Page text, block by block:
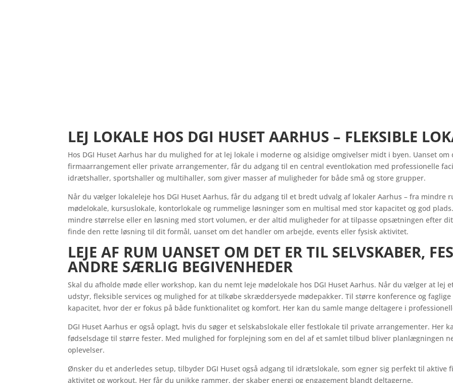
LEJ LOKALE HOS DGI HUSET AARHUS – FLEKSIBLE
Hos DGI Huset Aarhus har du mulighed for at lej lokale i moderne og alsidige omgivelser midt i byen. Uanset
firmaarrangement eller private arrangementer, får du adgang til en central eventlokation med professionelle
idrætshaller, sportshaller og multihaller, som giver masser af muligheder for både små og store grupper.
Når du vælger lokaleleje hos DGI Huset Aarhus, får du adgang til et bredt udvalg af lokaler Aarhus – fra mindre
mødelokale, kursuslokale, kontorlokale og rummelige løsninger som en multisal med stor kapacitet og god
mindre størrelse eller en løsning med stort volumen, er der altid muligheder for at tilpasse opsætningen efter
finde den rette løsning til dit formål, uanset om det handler om arbejde, events eller fysisk aktivitet.
LEJE AF RUM UANSET OM DET ER TIL SELVSKABER,
ANDRE SÆRLIG BEGIVENHEDER
Skal du afholde møde eller workshop, kan du nemt leje mødelokale hos DGI Huset Aarhus. Når du vælger at lej
udstyr, fleksible services og mulighed for at tilkøbe skræddersyede mødepakker. Til større konference og
kapacitet, hvor der er fokus på både funktionalitet og komfort. Her kan du samle mange deltagere i
DGI Huset Aarhus er også oplagt, hvis du søger et selskabslokale eller festlokale til private arrangementer. Her
fødselsdage til større fester. Med mulighed for forplejning som en del af et samlet tilbud bliver planlægningen
oplevelser.
Ønsker du et anderledes setup, tilbyder DGI Huset også adgang til idrætslokale, som egner sig perfekt til
aktivitet og workout. Her får du unikke rammer, der skaber energi og engagement blandt deltagerne.